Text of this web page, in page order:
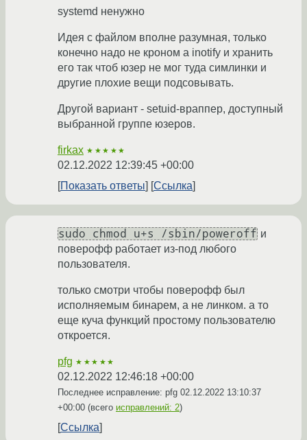
systemd ненужно
Идея с файлом вполне разумная, только
конечно надо не кроном а inotify и хранить
его так чтоб юзер не мог туда симлинки и
другие плохие вещи подсовывать.
Другой вариант - setuid-враппер, доступный
выбранной группе юзеров.
firkax ★★★★★
02.12.2022 12:39:45 +00:00
Показать ответы
Ссылка
sudo chmod u+s /sbin/poweroff и
поверофф работает из-под любого
пользователя.
только смотри чтобы поверофф был
исполняемым бинарем, а не линком. а то
еще куча функций простому пользователю
откроется.
pfg ★★★★★
02.12.2022 12:46:18 +00:00
Последнее исправление: pfg 02.12.2022 13:10:37
+00:00 (всего исправлений: 2)
Ссылка